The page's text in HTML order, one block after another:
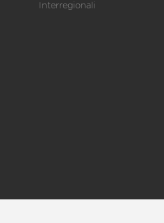
Interregionali